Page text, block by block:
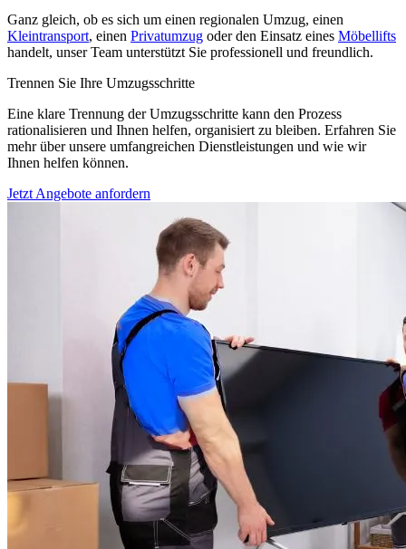
Ganz gleich, ob es sich um einen regionalen Umzug, einen
Kleintransport, einen Privatumzug oder den Einsatz eines Möbellifts
handelt, unser Team unterstützt Sie professionell und freundlich.
Trennen Sie Ihre Umzugsschritte
Eine klare Trennung der Umzugsschritte kann den Prozess
rationalisieren und Ihnen helfen, organisiert zu bleiben. Erfahren Sie
mehr über unsere umfangreichen Dienstleistungen und wie wir
Ihnen helfen können.
Jetzt Angebote anfordern